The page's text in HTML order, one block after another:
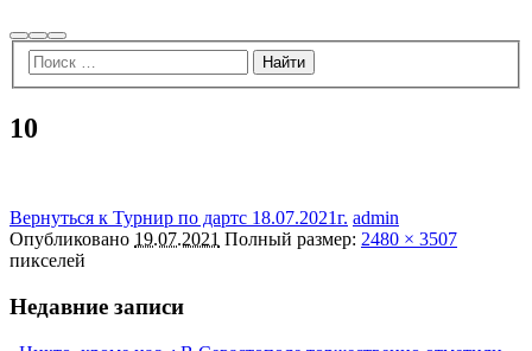
НайтиБольше
информации
Главное
меню
10
Вернуться к Турнир по дартс 18.07.2021г. admin
Опубликовано 19.07.2021 Полный размер: 2480 × 3507
пикселей
Недавние записи